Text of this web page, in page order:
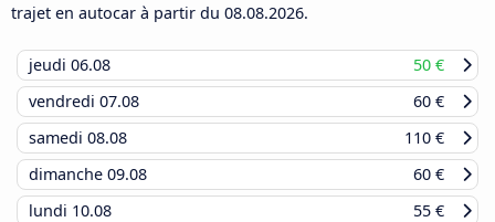
trajet en autocar à partir du 08.08.2026.
jeudi 06.08
50 €
vendredi 07.08
60 €
samedi 08.08
110 €
dimanche 09.08
60 €
lundi 10.08
55 €